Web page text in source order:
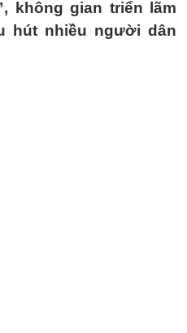
không gian triển lãm
hút nhiều người dân